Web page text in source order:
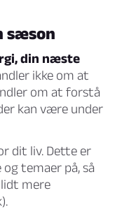
sæson
din næste
ikke om at
om at forstå
kan være under
dit liv. Dette er
temaer på, så
mere